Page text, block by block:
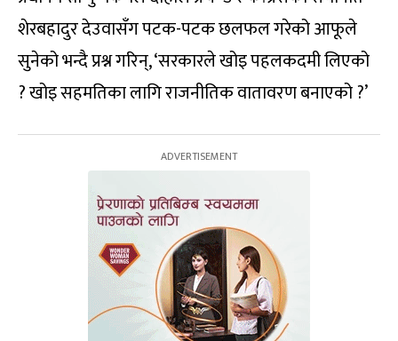
शेरबहादुर देउवासँग पटक-पटक छलफल गरेको आफूले
सुनेको भन्दै प्रश्न गरिन्, ‘सरकारले खोइ पहलकदमी लिएको
? खोइ सहमतिका लागि राजनीतिक वातावरण बनाएको ?’